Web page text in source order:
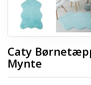
Caty
Mynte